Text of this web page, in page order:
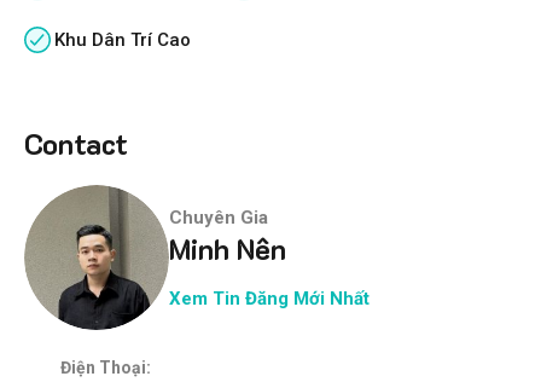
Khu Dân Trí Cao
Contact
Chuyên Gia
Minh Nên
Xem Tin Đăng Mới Nhất
Điện Thoại: